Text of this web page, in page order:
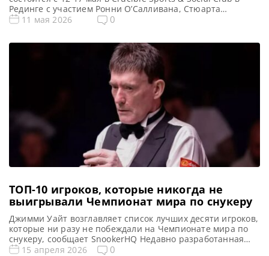
Рединге с участием Ронни О’Салливана, Стюарта
Бинхэма, Мэттью Стивенса, Рианн Эванс и других
2026 обещает стать захватывающим событием, с
привлечением множества именитых снукеристов,
которые сойдутся в стенах Crucible […]
11 мая 2026 0
ТОП-10 игроков, которые никогда не
выигрывали Чемпионат мира по снукеру
Джимми Уайт возглавляет список лучших десяти игроков,
которые ни разу не побеждали на Чемпионате мира по
снукеру, сообщает SnookerHQ Недавно разработанная
система подсчета очков определила десятку лучших
15 апреля 2026 0